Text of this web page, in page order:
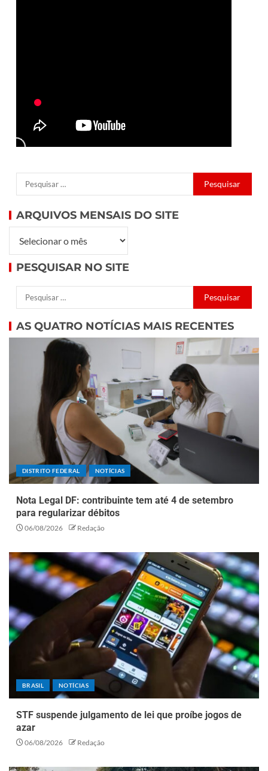
ARQUIVOS MENSAIS DO SITE
PESQUISAR NO SITE
AS QUATRO NOTÍCIAS MAIS RECENTES
DISTRITO FEDERAL NOTÍCIAS
Nota Legal DF: contribuinte tem até 4 de setembro
para regularizar débitos
06/08/2026 Redação
BRASIL NOTÍCIAS
STF suspende julgamento de lei que proíbe jogos de
azar
06/08/2026 Redação